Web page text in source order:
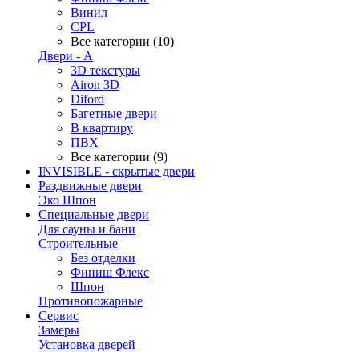
Винил
CPL
Все категории (10)
Двери - А
3D текстуры
Airon 3D
Diford
Багетные двери
В квартиру
ПВХ
Все категории (9)
INVISIBLE - скрытые двери
Раздвижные двери
Эко Шпон
Специальные двери
Для сауны и бани
Строительные
Без отделки
Финиш Флекс
Шпон
Противопожарные
Сервис
Замеры
Установка дверей